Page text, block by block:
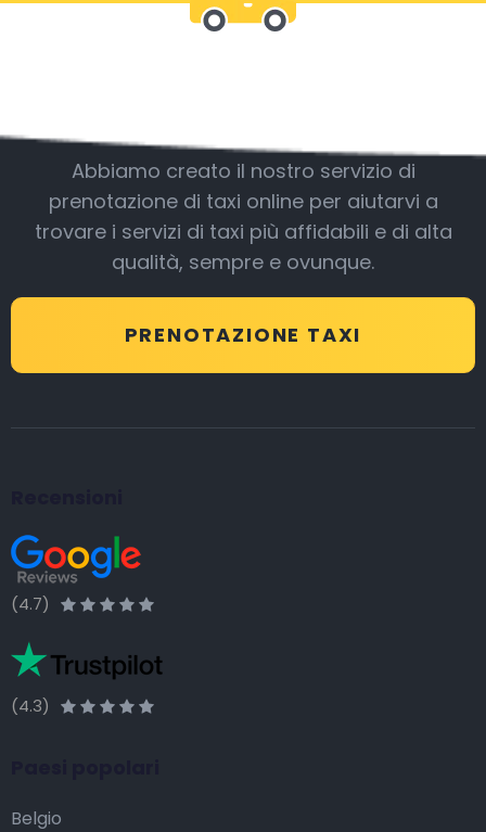
Abbiamo creato il nostro servizio di
prenotazione di taxi online per aiutarvi a
trovare i servizi di taxi più affidabili e di alta
qualità, sempre e ovunque.
PRENOTAZIONE TAXI
(4.7)
(4.3)
Belgio